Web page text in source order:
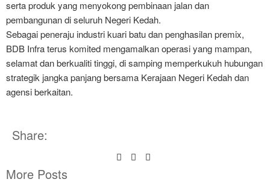
serta produk yang menyokong pembinaan jalan dan
pembangunan di seluruh Negeri Kedah.
Sebagai peneraju industri kuari batu dan penghasilan premix,
BDB Infra terus komited mengamalkan operasi yang mampan,
selamat dan berkualiti tinggi, di samping memperkukuh hubungan
strategik jangka panjang bersama Kerajaan Negeri Kedah dan
agensi berkaitan.
Share:
More Posts